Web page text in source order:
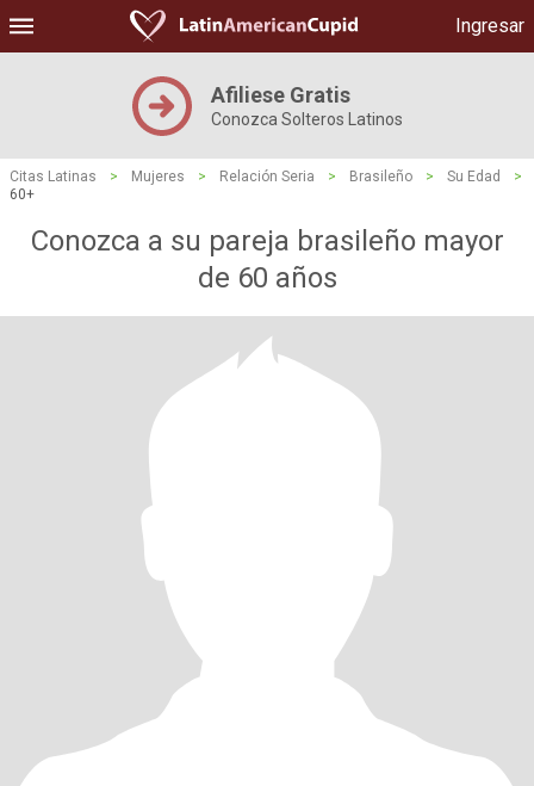
Ingresar
Afiliese Gratis
Conozca Solteros Latinos
Citas Latinas > Mujeres > Relación Seria > Brasileño > Su Edad
>
60+
Conozca a su pareja brasileño mayor
de 60 años